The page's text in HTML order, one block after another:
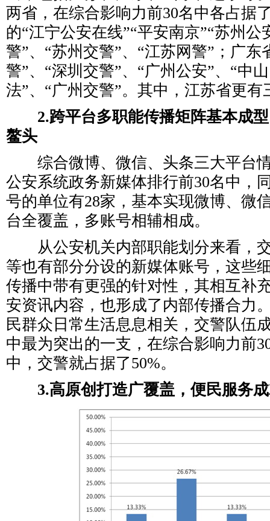
两省，在综合影响力前30名中各占据
的“江宁公安在线”“平安南京”“苏州公
警”、“苏州交警”、“江苏网警”；广东
警”、“深圳交警”、“广州公安”、“中
法”、“广州交警”。其中，江苏省更有
2.跨平台多职能传播矩阵基本成
鳌头
综合微博、微信、头条三大平台
公安系统政务新媒体排行前30名中，
号的单位有28家，基本实现微博、微
台全覆盖，多账号相辅相成。
从公安机关内部职能划分来看，
等也有部分分设的新媒体账号，这些
传播中带有更强的针对性，其相互补
安资讯内容，也形成了内部传播合力
民群众日常生活息息相关，交警队伍
中最为突出的一支，在综合影响力前
中，交警就占据了50%。
3.高原创打造广覆盖，便民服务